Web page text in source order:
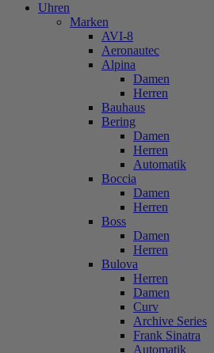
Uhren
Marken
AVI-8
Aeronautec
Alpina
Damen
Herren
Bauhaus
Bering
Damen
Herren
Automatik
Boccia
Damen
Herren
Boss
Damen
Herren
Bulova
Herren
Damen
Curv
Archive Series
Frank Sinatra
Automatik